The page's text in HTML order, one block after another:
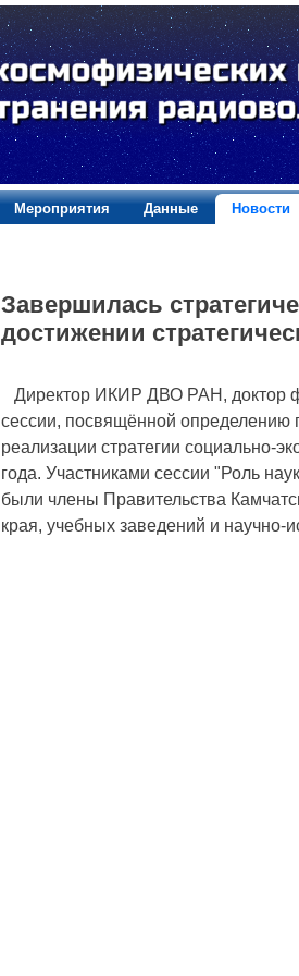
Мероприятия Данные Новости
Завершилась
достижении
Директор ИКИР ДВО РАН, доктор
сессии, посвящённой определению
реализации стратегии социально-
года. Участниками сессии "Роль
были члены Правительства
края, учебных заведений и научно-